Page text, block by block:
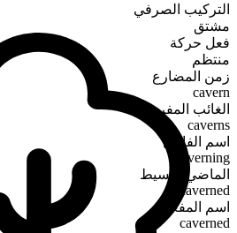
التركيب الصرفي
مشتق
فعل حركة
منتظم
زمن المضارع
cavern
الغائب المفرد
caverns
اسم الفاعل
caverning
الماضي البسيط
caverned
اسم المفعول
caverned